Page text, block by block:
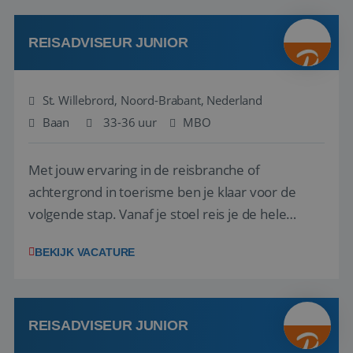
klanten te overtuigen om die droomreis te
boeken! ...
REISADVISEUR JUNIOR
St. Willebrord, Noord-Brabant, Nederland
Baan
33-36 uur MBO
Met jouw ervaring in de reisbranche of
achtergrond in toerisme ben je klaar voor de
volgende stap. Vanaf je stoel reis je de hele
wensen van je team, je klant en wat er in de
klanten te overtuigen om die droomreis te
boeken! ...
BEKIJK VACATURE
REISADVISEUR JUNIOR